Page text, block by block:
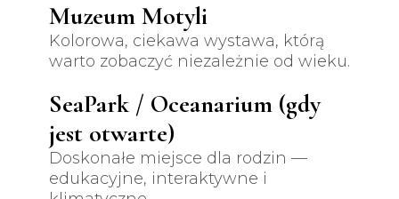
Muzeum Motyli
Kolorowa, ciekawa wystawa, którą
warto zobaczyć niezależnie od wieku.
SeaPark / Oceanarium (gdy
jest otwarte)
Doskonałe miejsce dla rodzin —
edukacyjne, interaktywne i